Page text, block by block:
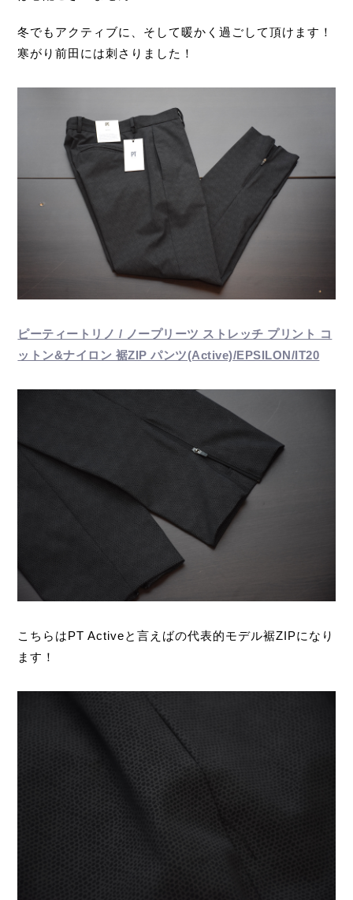
冬でもアクティブに、そして暖かく過ごして頂けます！
寒がり前田には刺さりました！
ピーティートリノ / ノープリーツ ストレッチ プリント コ
ットン&ナイロン 裾ZIP パンツ(Active)/EPSILON/IT20
こちらはPT Activeと言えばの代表的モデル裾ZIPになり
ます！